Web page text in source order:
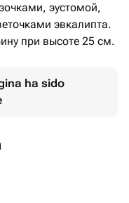
эустомой,
эвкалипта.
при высоте 25 см.
ha sido